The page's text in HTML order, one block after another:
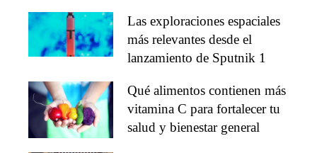
Las exploraciones espaciales
más relevantes desde el
lanzamiento de Sputnik 1
Qué alimentos contienen más
vitamina C para fortalecer tu
salud y bienestar general